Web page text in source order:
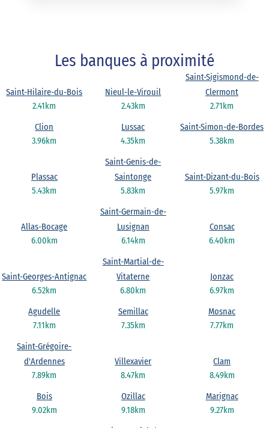
Les banques à proximité
2.41km
Saint-Hilaire-du-Bois
2.43km
Nieul-le-Virouil
2.71km
Saint-Sigismond-de-
Clermont
3.96km
Clion
4.35km
Lussac
5.38km
Saint-Simon-de-Bordes
5.43km
Plassac
5.83km
Saint-Genis-de-
Saintonge
5.97km
Saint-Dizant-du-Bois
6.00km
Allas-Bocage
6.14km
Saint-Germain-de-
Lusignan
6.40km
Consac
6.52km
Saint-Georges-Antignac
6.80km
Saint-Martial-de-
Vitaterne
6.97km
Jonzac
7.11km
Agudelle
7.35km
Semillac
7.77km
Mosnac
7.89km
Saint-Grégoire-
d'Ardennes
8.47km
Villexavier
8.49km
Clam
9.02km
Bois
9.18km
Ozillac
9.27km
Marignac